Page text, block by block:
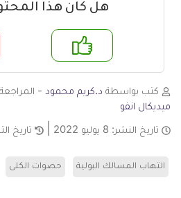
هل كان هذا
لا
كتب بواسطة د.كريم محمود -
ميديكال انفو
تاريخ النشر: 8 يوليو 2022 تاريخ
التهاب المسالك البولية حصوات الكلى